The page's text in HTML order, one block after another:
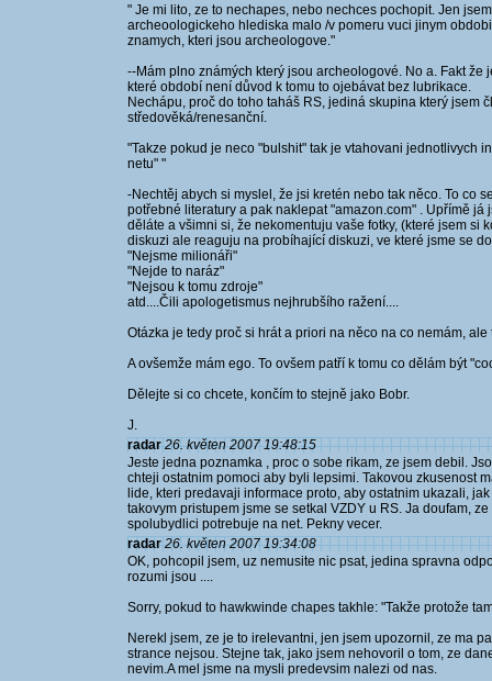
" Je mi lito, ze to nechapes, nebo nechces pochopit. Jen
archeoologickeho hlediska malo /v pomeru vuci jinym
znamych, kteri jsou archeologove."
--Mám plno známých který jsou archeologové. No a. Fakt
které období není důvod k tomu to ojebávat bez lubrikace.
Nechápu, proč do toho taháš RS, jediná skupina který jsem
středověká/renesanční.
"Takze pokud je neco "bulshit" tak je vtahovani jednotlivych
netu" "
-Nechtěj abych si myslel, že jsi kretén nebo tak něco. To co
potřebné literatury a pak naklepat "amazon.com" . Upřímě
děláte a všimni si, že nekomentuju vaše fotky, (které jsem si
diskuzi ale reaguju na probíhající diskuzi, ve které jsme se
"Nejsme milionáři"
"Nejde to naráz"
"Nejsou k tomu zdroje"
atd....Čili apologetismus nejhrubšího ražení....
Otázka je tedy proč si hrát a priori na něco na co nemám, ale
A ovšemže mám ego. To ovšem patří k tomu co dělám být
Dělejte si co chcete, končím to stejně jako Bobr.
J.
radar 26. květen 2007 19:48:15
Jeste jedna poznamka , proc o sobe rikam, ze jsem debil.
chteji ostatnim pomoci aby byli lepsimi. Takovou zkusenost
lide, kteri predavaji informace proto, aby ostatnim ukazali,
takovym pristupem jsme se setkal VZDY u RS. Ja doufam,
spolubydlici potrebuje na net. Pekny vecer.
radar 26. květen 2007 19:34:08
OK, pohcopil jsem, uz nemusite nic psat, jedina spravna
rozumi jsou ....
Sorry, pokud to hawkwinde chapes takhle: "Takže protože
Nerekl jsem, ze je to irelevantni, jen jsem upozornil, ze ma
strance nejsou. Stejne tak, jako jsem nehovoril o tom, ze
nevim.A mel jsme na mysli predevsim nalezi od nas.